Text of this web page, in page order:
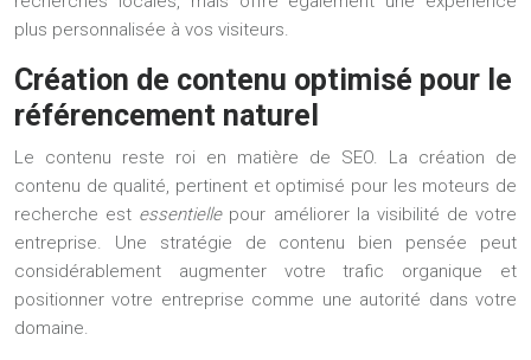
plus personnalisée à vos visiteurs.
Création de contenu optimisé pour le
référencement naturel
Le contenu reste roi en matière de SEO. La création de
contenu de qualité, pertinent et optimisé pour les moteurs de
recherche est essentielle pour améliorer la visibilité de votre
entreprise. Une stratégie de contenu bien pensée peut
considérablement augmenter votre trafic organique et
positionner votre entreprise comme une autorité dans votre
domaine.